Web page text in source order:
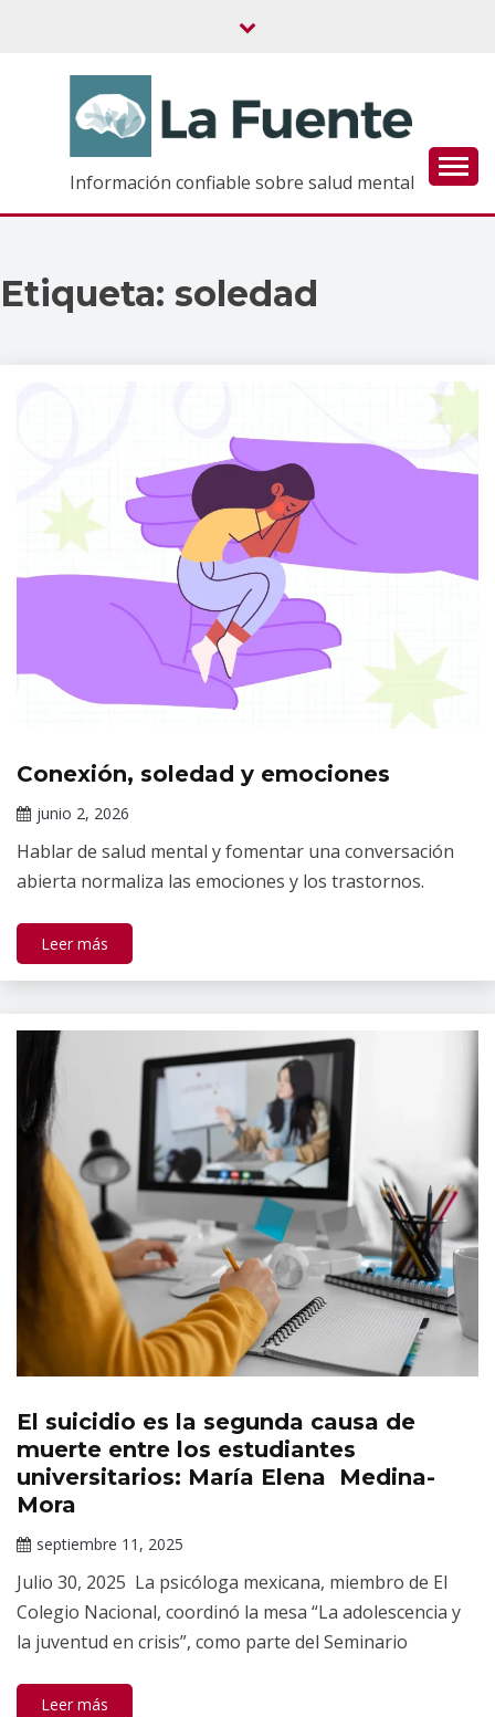
Información confiable sobre salud mental
Etiqueta: soledad
Tópicos
salud
mental
Conexión, soledad y emociones
junio 2, 2026
Gallardo
Hablar de salud mental y fomentar una conversación
abierta normaliza las emociones y los trastornos.
Leer más
Noticias
El suicidio es la segunda causa de
muerte entre los estudiantes
universitarios: María Elena Medina-
Mora
septiembre 11, 2025
Gallardo
Julio 30, 2025 La psicóloga mexicana, miembro de El
Colegio Nacional, coordinó la mesa “La adolescencia y
la juventud en crisis”, como parte del Seminario
Leer más